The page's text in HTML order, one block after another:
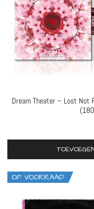
Dream Theater – Lost Not
OP VOORRAAD